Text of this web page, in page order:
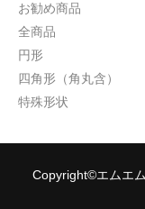
お勧め商品
全商品
円形
四角形（角丸含）
特殊形状
Copyright©エムエ